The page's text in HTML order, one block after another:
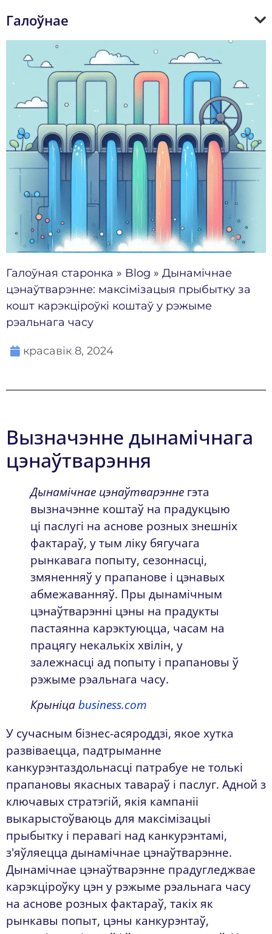
Галоўнае
Галоўная старонка » Blog » Дынамічнае
цэнаўтварэнне: максімізацыя прыбытку за
кошт карэкціроўкі коштаў у рэжыме
рэальнага часу
красавік 8, 2024
Вызначэнне дынамічнага
цэнаўтварэння
Дынамічнае цэнаўтварэнне гэта
вызначэнне коштаў на прадукцыю
ці паслугі на аснове розных знешніх
фактараў, у тым ліку бягучага
рынкавага попыту, сезоннасці,
змяненняў у прапанове і цэнавых
абмежаванняў. Пры дынамічным
цэнаўтварэнні цэны на прадукты
пастаянна карэктуюцца, часам на
працягу некалькіх хвілін, у
залежнасці ад попыту і прапановы ў
рэжыме рэальнага часу.
Крыніцаbusiness.com
У сучасным бізнес-асяроддзі, якое хутка
развіваецца, падтрыманне
канкурэнтаздольнасці патрабуе не толькі
прапановы якасных тавараў і паслуг. Адной з
ключавых стратэгій, якія кампаніі
выкарыстоўваюць для максімізацыі
прыбытку і перавагі над канкурэнтамі,
з'яўляецца дынамічнае цэнаўтварэнне.
Дынамічнае цэнаўтварэнне прадугледжвае
карэкціроўку цэн у рэжыме рэальнага часу
на аснове розных фактараў, такіх як
рынкавы попыт, цэны канкурэнтаў,